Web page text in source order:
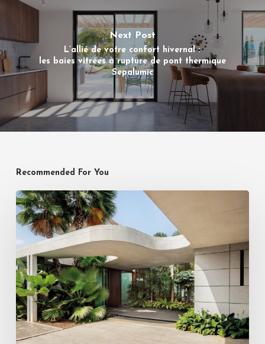
Next Post
L’allié de votre confort hivernal :
les baies vitrées à rupture de pont thermique
Sepalumic
Recommended For You